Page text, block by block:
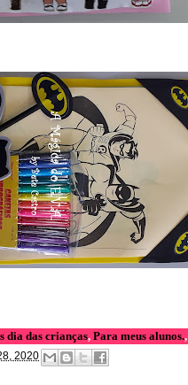
dia das crianças, Para meus alunos.,
2020